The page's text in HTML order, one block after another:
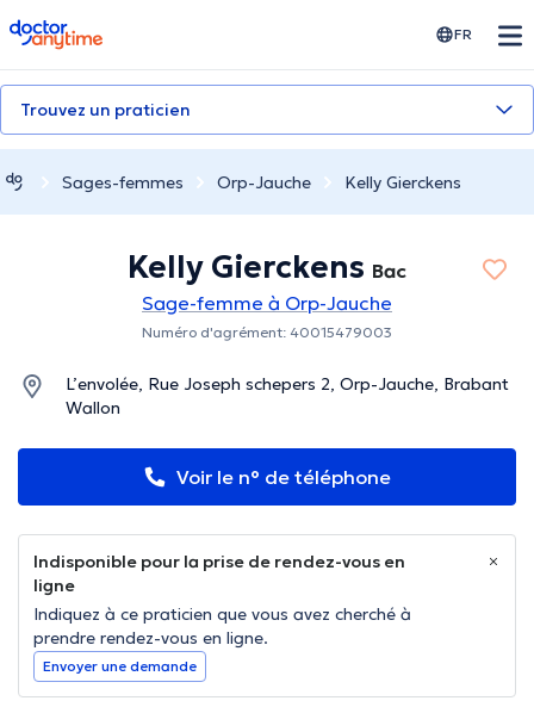
doctoranytime FR
Trouvez un praticien
Sages-femmes Orp-Jauche Kelly Gierckens
Kelly Gierckens Bac
Sage-femme à Orp-Jauche
Numéro d'agrément: 40015479003
L’envolée, Rue Joseph schepers 2, Orp-Jauche, Brabant
Wallon
Voir le n° de téléphone
Indisponible pour la prise de rendez-vous en
ligne
Indiquez à ce praticien que vous avez cherché à
prendre rendez-vous en ligne.
Envoyer une demande